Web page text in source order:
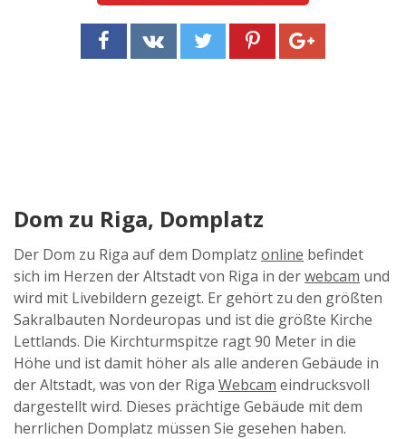
Dom zu Riga, Domplatz
Der Dom zu Riga auf dem Domplatz online befindet
sich im Herzen der Altstadt von Riga in derwebcam und
wird mit Livebildern gezeigt. Er gehört zu den größten
Sakralbauten Nordeuropas und ist die größte Kirche
Lettlands. Die Kirchturmspitze ragt 90 Meter in die
Höhe und ist damit höher als alle anderen Gebäude in
der Altstadt, was von der Riga Webcam eindrucksvoll
dargestellt wird. Dieses prächtige Gebäude mit dem
herrlichen Domplatz müssen Sie gesehen haben.